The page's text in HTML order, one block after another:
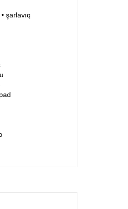
• şarlavıq